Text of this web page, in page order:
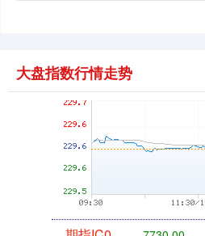
大盘指数行情走势
国债指数